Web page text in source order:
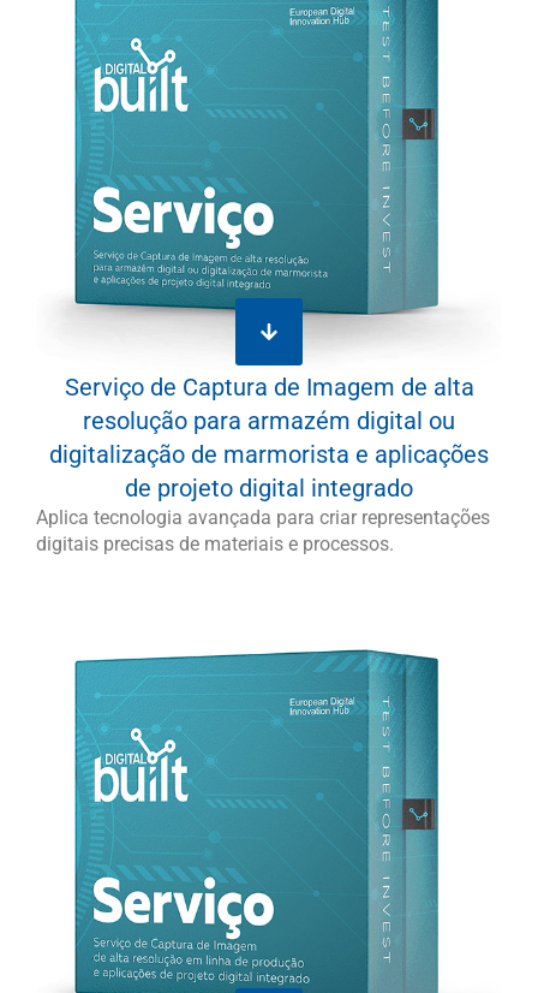
Serviço de Captura de Imagem de alta
resolução para armazém digital ou
digitalização de marmorista e aplicações
de projeto digital integrado
Aplica tecnologia avançada para criar representações
digitais precisas de materiais e processos.